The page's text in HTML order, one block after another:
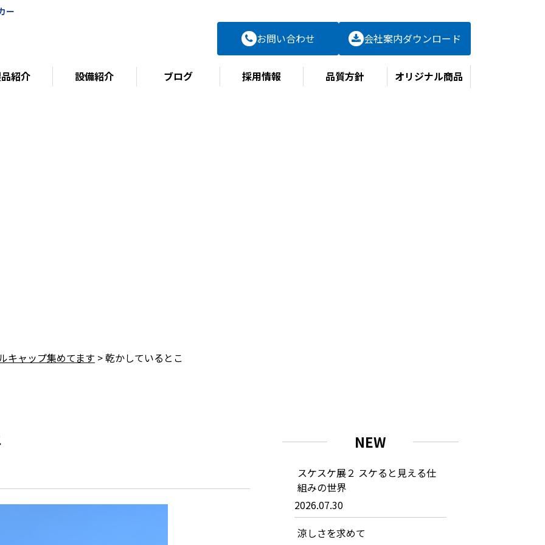
ー
お問い合わせ 会社案内ダウンロード
紹介 設備紹介 ブログ 採用情報 品質方針 オリジナル商品
キャップ集めてます >乾かしているとこ
NEW
スケスケ展２ スケると見える仕
組みの世界
2026.07.30
涼しさを求めて